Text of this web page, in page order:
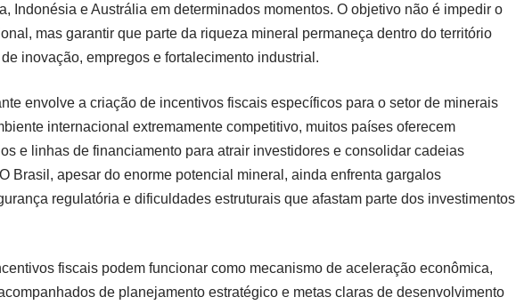
Indonésia e Austrália em determinados momentos. O objetivo não é impedir o
mas garantir que parte da riqueza mineral permaneça dentro do território
inovação, empregos e fortalecimento industrial.
envolve a criação de incentivos fiscais específicos para o setor de minerais
internacional extremamente competitivo, muitos países oferecem
e linhas de financiamento para atrair investidores e consolidar cadeias
Brasil, apesar do enorme potencial mineral, ainda enfrenta gargalos
regulatória e dificuldades estruturais que afastam parte dos investimentos
fiscais podem funcionar como mecanismo de aceleração econômica,
de planejamento estratégico e metas claras de desenvolvimento